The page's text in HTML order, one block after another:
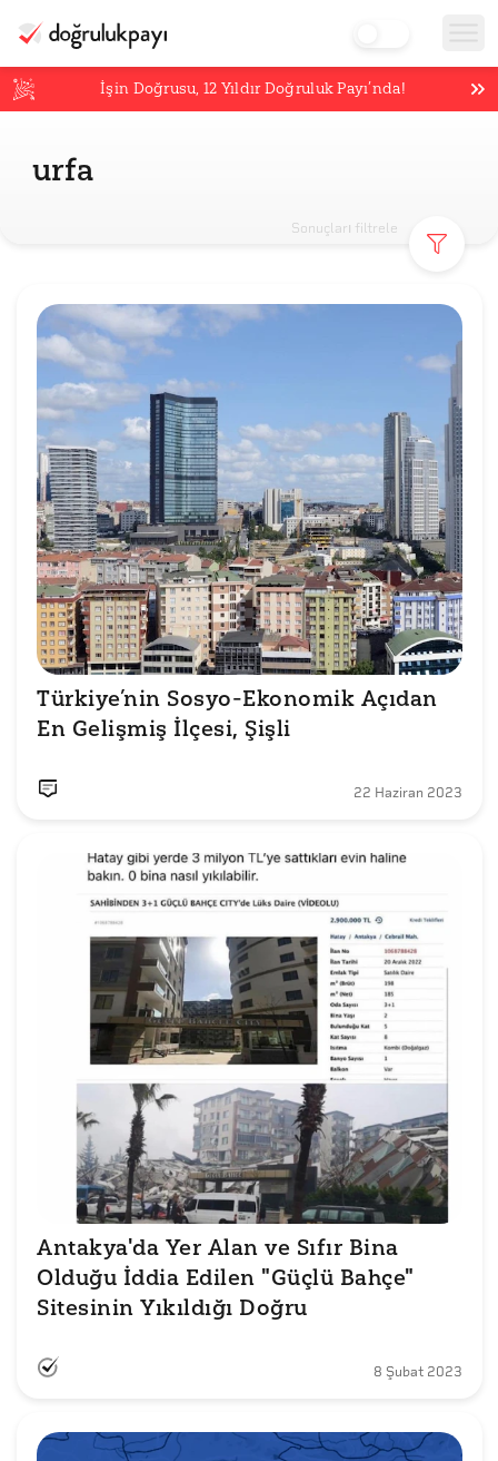
İşin Doğrusu,12 Yıldır Doğruluk Payı’nda!
urfa
Sonuçları filtrele
Türkiye’nin Sosyo-Ekonomik Açıdan
En Gelişmiş İlçesi, Şişli
22 Haziran 2023
Antakya'da Yer Alan ve Sıfır Bina
Olduğu İddia Edilen "Güçlü Bahçe"
Sitesinin Yıkıldığı Doğru
8 Şubat 2023